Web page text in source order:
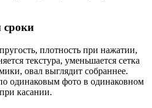
сроки
плотность при нажатии,
текстура, уменьшается сетка
овал выглядит собраннее.
одинаковым фото в одинаковном
касании.